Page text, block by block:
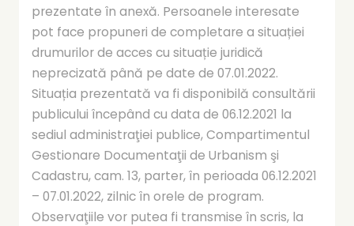
prezentate în anexă. Persoanele interesate
pot face propuneri de completare a situației
drumurilor de acces cu situație juridică
neprecizată până pe date de 07.01.2022.
Situația prezentată va fi disponibilă consultării
publicului începând cu data de 06.12.2021 la
sediul administraţiei publice, Compartimentul
Gestionare Documentaţii de Urbanism şi
Cadastru, cam. 13, parter, în perioada 06.12.2021
– 07.01.2022, zilnic în orele de program.
Observaţiile vor putea fi transmise în scris, la